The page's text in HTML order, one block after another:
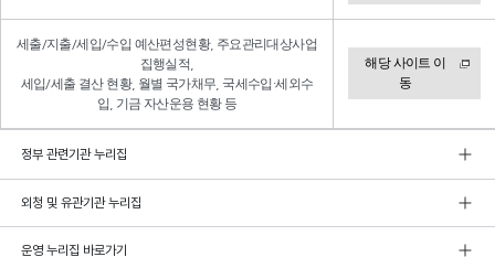
세출/지출/세입/수입 예산편성현황, 주요관리대상사업
집행실적,
세입/세출 결산 현황, 월별 국가채무, 국세수입·세외수
입, 기금 자산운용 현황 등
해당 사이트 이
동
정부 관련기관 누리집
외청 및 유관기관 누리집
운영 누리집 바로가기